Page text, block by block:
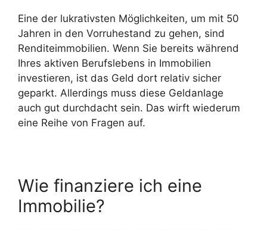
Eine der lukrativsten Möglichkeiten, um mit 50
Jahren in den Vorruhestand zu gehen, sind
Renditeimmobilien. Wenn Sie bereits während
Ihres aktiven Berufslebens in Immobilien
investieren, ist das Geld dort relativ sicher
geparkt. Allerdings muss diese Geldanlage
auch gut durchdacht sein. Das wirft wiederum
eine Reihe von Fragen auf.
Wie finanziere ich eine
Immobilie?